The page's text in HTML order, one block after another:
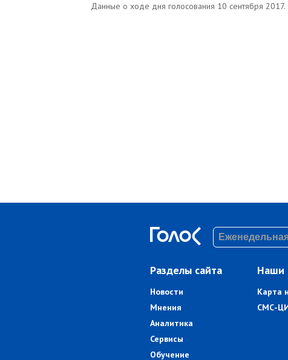
Данные о ходе дня голосования 10 сентября 2017.
Разделы сайта
Новости
Мнения
Аналитика
Сервисы
Обучение
Наши
Карта
СМС-